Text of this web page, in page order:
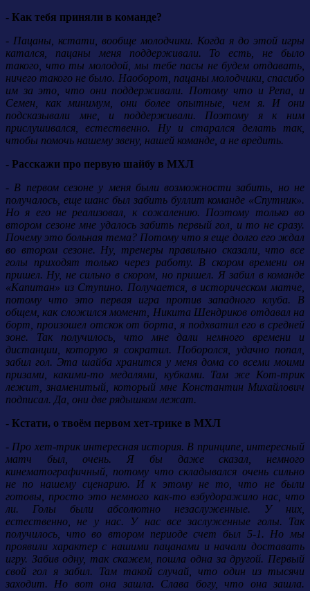
- Как тебя приняли в команде?
- Пацаны, кстати, вообще молодчики. Когда я до этой игры
катался, пацаны меня поддерживали. То есть, не было
такого, что ты молодой, мы тебе пасы не будем отдавать,
ничего такого не было. Наоборот, пацаны молодчики, спасибо
им за это, что они поддерживали. Потому что и Репа, и
Семен, как минимум, они более опытные, чем я. И они
подсказывали мне, и поддерживали. Поэтому я к ним
прислушивался, естественно. Ну и старался делать так,
чтобы помочь нашему звену, нашей команде, а не вредить.
- Расскажи про первую шайбу в МХЛ
- В первом сезоне у меня были возможности забить, но не
получалось, еще шанс был забить буллит команде «Спутник».
Но я его не реализовал, к сожалению. Поэтому только во
втором сезоне мне удалось забить первый гол, и то не сразу.
Почему это больная тема? Потому что я еще долго его ждал
во втором сезоне. Ну, тренеры правильно сказали, что все
голы приходят только через работу. В скором времени он
пришел. Ну, не сильно в скором, но пришел. Я забил в команде
«Капитан» из Ступино. Получается, в историческом матче,
потому что это первая игра против западного клуба. В
общем, как сложился момент, Никита Шендриков отдавал на
борт, произошел отскок от борта, я подхватил его в средней
зоне. Так получилось, что мне дали немного времени и
дистанции, которую я сократил. Поборолся, удачно попал,
забил гол. Эта шайба хранится у меня дома со всеми моими
призами, какими-то медалями, кубками. Там же Кот-трик
лежит, знаменитый, который мне Константин Михайлович
подписал. Да, они две рядышком лежат.
- Кстати, о твоём первом хет-трике в МХЛ
- Про хет-трик интересная история. В принципе, интересный
матч был, очень. Я бы даже сказал, немного
кинематографичный, потому что складывался очень сильно
не по нашему сценарию. И к этому не то, что не были
готовы, просто это немного как-то взбудоражило нас, что
ли. Голы были абсолютно незаслуженные. У них,
естественно, не у нас. У нас все заслуженные голы. Так
получилось, что во втором периоде счет был 5-1. Но мы
проявили характер с нашими пацанами и начали доставать
игру. Забив одну, так скажем, пошла одна за другой. Первый
свой гол я забил. Там такой случай, что один из тысячи
заходит. Но вот она зашла. Слава богу, что она зашла.